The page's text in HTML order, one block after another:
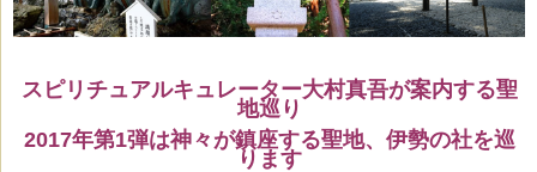
スピリチュアルキュレーター大村真吾が案内する聖
地巡り
2017年第1弾は神々が鎮座する聖地、伊勢の社を巡
ります